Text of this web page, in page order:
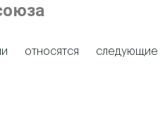
относятся следующие